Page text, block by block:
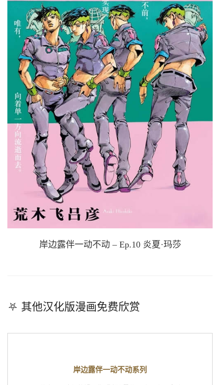
岸边露伴一动不动 – Ep.10 炎夏·玛莎
⛧ 其他汉化版漫画免费欣赏
岸边露伴一动不动系列